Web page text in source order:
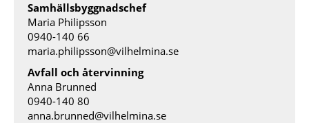
Samhällsbyggnadschef
Maria Philipsson
0940-140 66
maria.philipsson@vilhelmina.se
Avfall och återvinning
Anna Brunned
0940-140 80
anna.brunned@vilhelmina.se